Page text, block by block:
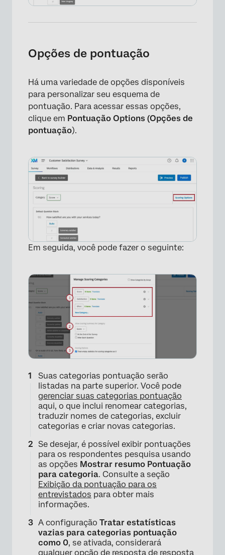
×
Opções de pontuação
Há uma variedade de opções disponíveis
para personalizar seu esquema de
pontuação. Para acessar essas opções,
clique em Pontuação Options (Opções de
pontuação).
Em seguida, você pode fazer o seguinte:
Suas categorias pontuação serão
listadas na parte superior. Você pode
gerenciar suas categorias pontuação
aqui, o que inclui renomear categorias,
traduzir nomes de categorias, excluir
categorias e criar novas categorias.
Se desejar, é possível exibir pontuações
para os respondentes pesquisa usando
as opções Mostrar resumo Pontuação
para categoria. Consulte a seção
Exibição da pontuação para os
entrevistados para obter mais
informações.
A configuração Tratar estatísticas
vazias para categorias pontuação
como 0, se ativada, considerará
qualquer opção de resposta de resposta